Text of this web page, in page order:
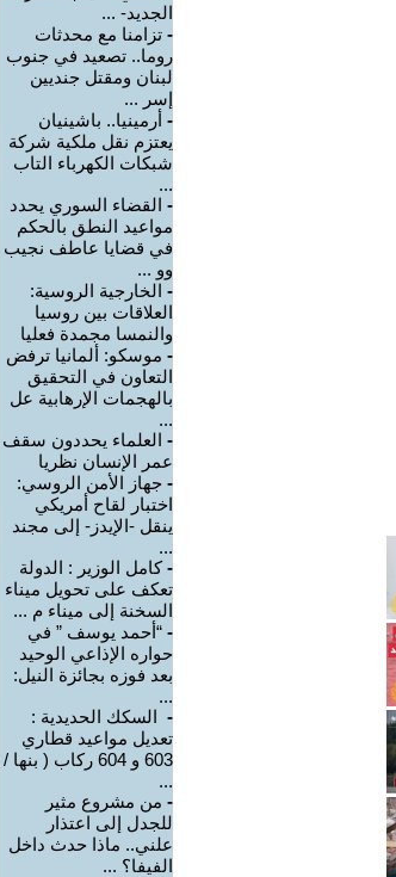
الجديد- ...
- تزامنا مع محدثات
روما.. تصعيد في جنوب
لبنان ومقتل جنديين
إسر ...
- أرمينيا.. باشينيان
يعتزم نقل ملكية شركة
شبكات الكهرباء التاب
...
- القضاء السوري يحدد
مواعيد النطق بالحكم
في قضايا عاطف نجيب
وو ...
- الخارجية الروسية:
العلاقات بين روسيا
والنمسا مجمدة فعليا
- موسكو: ألمانيا ترفض
التعاون في التحقيق
بالهجمات الإرهابية عل
...
- العلماء يحددون سقف
عمر الإنسان نظريا
- جهاز الأمن الروسي:
اختبار لقاح أمريكي
ينقل -الإيدز- إلى مجند
...
-كامل الوزير : الدولة
تعكف على تحويل ميناء
السخنة إلى ميناء م ...
- “أحمد يوسف ” في
حواره الإذاعي الوحيد
بعد فوزه بجائزة النيل:
...
- السكك الحديدية :
تعديل مواعيد قطاري
603 و 604 ركاب ( بنها /
...
- من مشروع مثير
للجدل إلى اعتذار
علني.. ماذا حدث داخل
الفيفا؟ ...